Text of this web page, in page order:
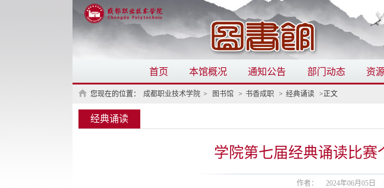
首页 本馆概况 通知公告 部门动态 资
您现在的位置： 成都职业技术学院 > 图书馆 > 书香成职 > 经典诵读 >正文
经典诵读
学院第七届经典诵读比
作者： 2024年06月05日